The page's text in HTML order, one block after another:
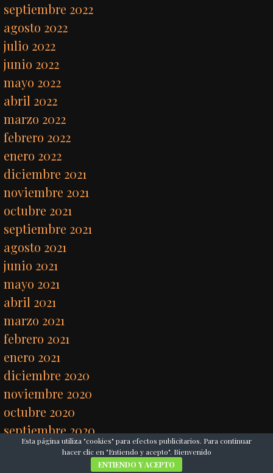
septiembre 2022
agosto 2022
julio 2022
junio 2022
mayo 2022
abril 2022
marzo 2022
febrero 2022
enero 2022
diciembre 2021
noviembre 2021
octubre 2021
septiembre 2021
agosto 2021
junio 2021
mayo 2021
abril 2021
marzo 2021
febrero 2021
enero 2021
diciembre 2020
noviembre 2020
octubre 2020
septiembre 2020
agosto 2020
Esta página utiliza "cookies" para efectos publicitarios. Para continuar
hacer clic en "Entiendo y acepto". Bienvenido
ENTIENDO Y ACEPTO